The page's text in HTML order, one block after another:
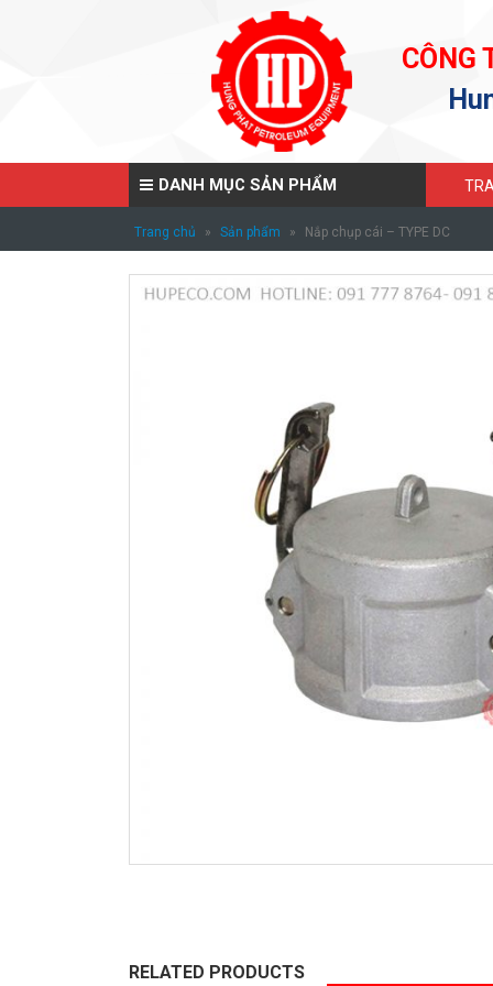
CÔNG
Trang chủ » Sản phẩm » Nắp chụp cái – TYPE DC
DANH MỤC SẢN PHẨM
RELATED PRODUCTS